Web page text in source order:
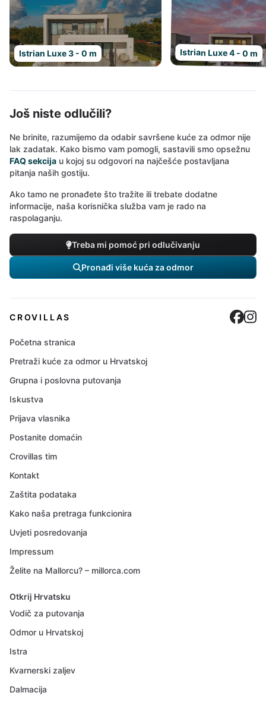
Istrian Luxe 3 - 0 m Istrian Luxe 4 - 0 m
Još niste odlučili?
Ne brinite, razumijemo da odabir savršene kuće za odmor nije
lak zadatak. Kako bismo vam pomogli, sastavili smo opsežnu
FAQ sekcija u kojoj su odgovori na najčešće postavljana
pitanja naših gostiju.
Ako tamo ne pronađete što tražite ili trebate dodatne
informacije, naša korisnička služba vam je rado na
raspolaganju.
Treba mi pomoć pri odlučivanju
Pronađi više kuća za odmor
CROVILLAS
Početna stranica
Pretraži kuće za odmor u Hrvatskoj
Grupna i poslovna putovanja
Iskustva
Prijava vlasnika
Postanite domaćin
Crovillas tim
Kontakt
Zaštita podataka
Kako naša pretraga funkcionira
Uvjeti posredovanja
Impressum
Želite na Mallorcu? – millorca.com
Otkrij Hrvatsku
Vodič za putovanja
Odmor u Hrvatskoj
Istra
Kvarnerski zaljev
Dalmacija